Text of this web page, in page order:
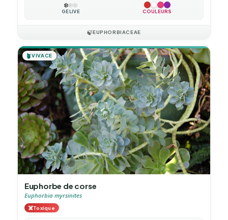
❄️❄️❄️
GÉLIVE COULEURS
🍃EUPHORBIACEAE
🪴VIVACE
Euphorbe de corse
Euphorbia myrsinites
☠️Toxique